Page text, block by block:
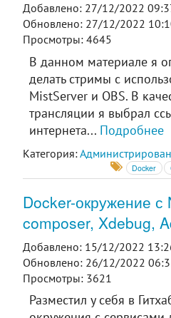
Добавлено: 27/12/2022
Обновлено: 27/12/2022
Просмотры: 4645
В данном материале я
делать стримы с
MistServer и OBS. В
трансляции я выбрал
интернета... Подробнее
Категория:
Docker
Docker-окружение с
composer, Xdebug,
Добавлено: 15/12/2022
Обновлено: 26/12/2022
Просмотры: 3621
Разместил у себя в